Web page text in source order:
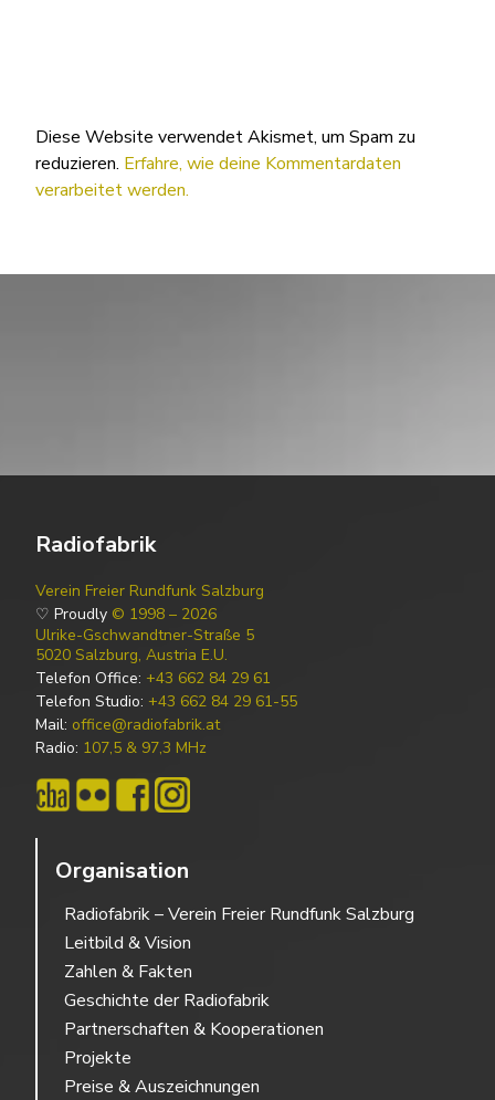
Diese Website verwendet Akismet, um Spam zu
reduzieren. Erfahre, wie deine Kommentardaten
verarbeitet werden.
Radiofabrik
Verein Freier Rundfunk Salzburg
♡ Proudly © 1998 – 2026
Ulrike-Gschwandtner-Straße 5
5020 Salzburg, Austria E.U.
Telefon Office: +43 662 84 29 61
Telefon Studio: +43 662 84 29 61-55
Mail: office@radiofabrik.at
Radio: 107,5 & 97,3 MHz
Organisation
Radiofabrik – Verein Freier Rundfunk Salzburg
Leitbild & Vision
Zahlen & Fakten
Geschichte der Radiofabrik
Partnerschaften & Kooperationen
Projekte
Preise & Auszeichnungen